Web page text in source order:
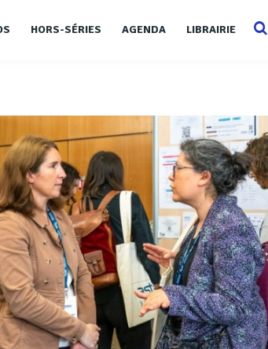
HORS-SÉRIES AGENDA LIBRAIRIE